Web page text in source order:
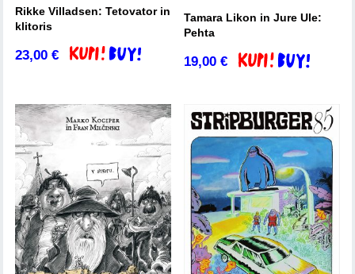
Rikke Villadsen: Tetovator in
klitoris
23,00€ Dodaj v košarico
Tamara Likon in Jure Ule:
Pehta
19,00€ Dodaj v košarico